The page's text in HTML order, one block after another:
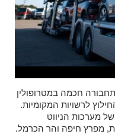
חכמה במטרופולין
לרשויות המקומיות.
של מערכות הניווט
מפרץ חיפה והר הכרמל.